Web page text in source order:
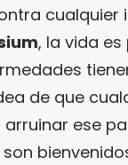
cualquier
, la vida
de que
ese